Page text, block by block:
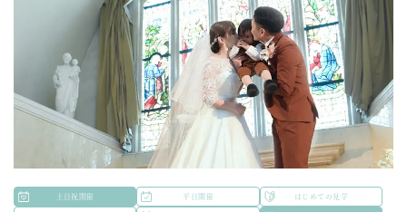
土日祝開催 平日開催 はじめての見学